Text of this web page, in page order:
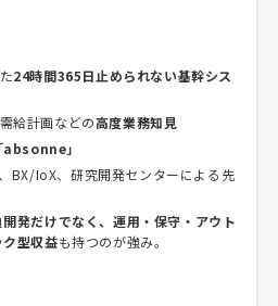
24時間365日止められない基幹シス
給計画などの高度業務知見
absonne」
BX/IoX、研究開発センターによる先
開発だけでなく、運用・保守・アウト
型収益も持つのが強み。